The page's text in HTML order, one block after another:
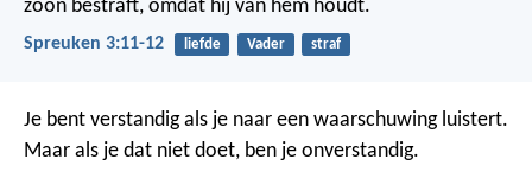
zoon bestraft, omdat hij van hem houdt.
Spreuken 3:11-12 liefde Vader straf
Je bent verstandig als je naar een waarschuwing luistert.
Maar als je dat niet doet, ben je onverstandig.